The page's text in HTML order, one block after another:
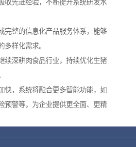
收先进经验，不断提升系统研发水
完整的信息化产品服务体系，能够
多样化需求。
续深耕肉食品行业，持续优化生猪
快，系统将融合更多智能功能，如
预警等，为企业提供更全面、更精